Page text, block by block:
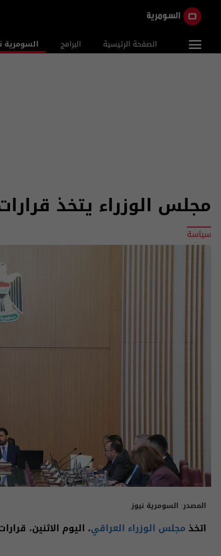
الصفحة الرئيسية البرامج السومرية
مجلس الوزراء يتخذ
سياسة
المصدر: السومرية نيوز
اتخذ مجلس الوزراء العراقي، اليوم الاثنين،